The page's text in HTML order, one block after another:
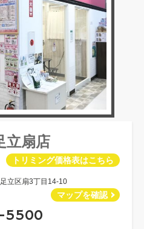
立扇店
トリミング価格表はこちら
立区扇3丁目14-10
マップを確認
5500